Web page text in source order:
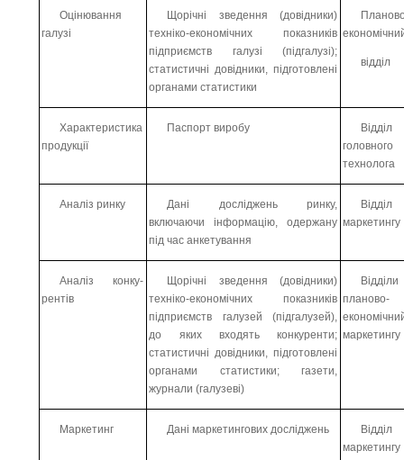
Оцінювання
галузі
Щорічні зведення (довідники)
техніко-економічних показників
підприємств галузі (підгалузі);
статистичні довідники, підготовлені
органами статистики
відділ
Характеристика
продукції
Паспорт виробу
Відділ
головного
технолога
Аналіз ринку
Дані досліджень ринку,
включаючи інформацію, одержану
під час анкетування
Відділ
маркетингу
Аналіз конку-
рентів
Щорічні зведення (довідники)
техніко-економічних показників
підприємств галузей (підгалузей),
до яких входять конкуренти;
статистичні довідники, підготовлені
органами статистики; газети,
журнали (галузеві)
Відділи
планово-
маркетингу
Маркетинг Дані маркетингових досліджень
Відділ
маркетингу